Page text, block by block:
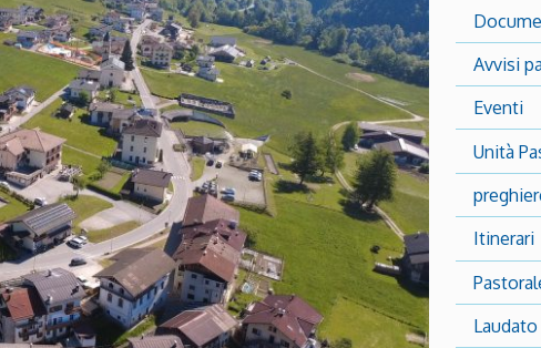
Avvisi
Eventi
Unità
Itinerari
Laudato